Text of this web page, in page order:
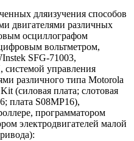
дляизучения способов
двигателями различных
осциллографом
вольтметром,
SFG-71003,
системой управления
различного типа Motorola
(силовая плата; слотовая
плата S08MP16),
программатором
электродвигателей малой